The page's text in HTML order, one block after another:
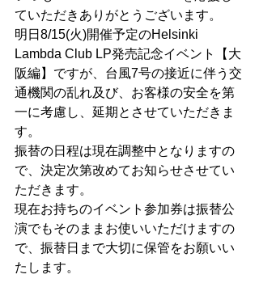
ていただきありがとうございます。
明日8/15(火)開催予定のHelsinki
Lambda Club LP発売記念イベント【大
阪編】ですが、台風7号の接近に伴う交
通機関の乱れ及び、お客様の安全を第
一に考慮し、延期とさせていただきま
す。
振替の日程は現在調整中となりますの
で、決定次第改めてお知らせさせてい
ただきます。
現在お持ちのイベント参加券は振替公
演でもそのままお使いいただけますの
で、振替日まで大切に保管をお願いい
たします。